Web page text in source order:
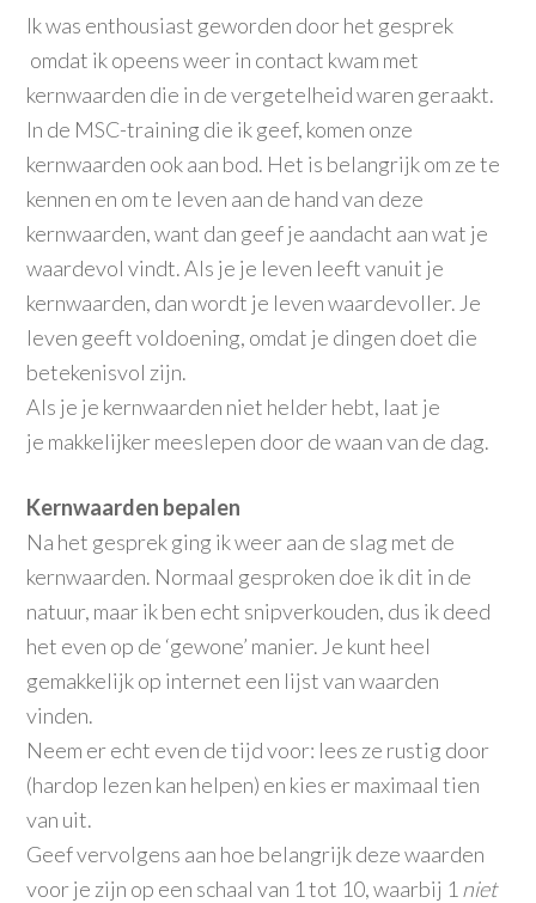
Ik was enthousiast geworden door het gesprek
omdat ik opeens weer in contact kwam met
kernwaarden die in de vergetelheid waren geraakt.
In de MSC-training die ik geef, komen onze
kernwaarden ook aan bod. Het is belangrijk om ze te
kennen en om te leven aan de hand van deze
kernwaarden, want dan geef je aandacht aan wat je
waardevol vindt. Als je je leven leeft vanuit je
kernwaarden, dan wordt je leven waardevoller. Je
leven geeft voldoening, omdat je dingen doet die
betekenisvol zijn.
Als je je kernwaarden niet helder hebt, laat je
je makkelijker meeslepen door de waan van de dag.
Kernwaarden bepalen
Na het gesprek ging ik weer aan de slag met de
kernwaarden. Normaal gesproken doe ik dit in de
natuur, maar ik ben echt snipverkouden, dus ik deed
het even op de ‘gewone’ manier. Je kunt heel
gemakkelijk op internet een lijst van waarden
vinden.
Neem er echt even de tijd voor: lees ze rustig door
(hardop lezen kan helpen) en kies er maximaal tien
van uit.
Geef vervolgens aan hoe belangrijk deze waarden
voor je zijn op een schaal van 1 tot 10, waarbij 1 niet